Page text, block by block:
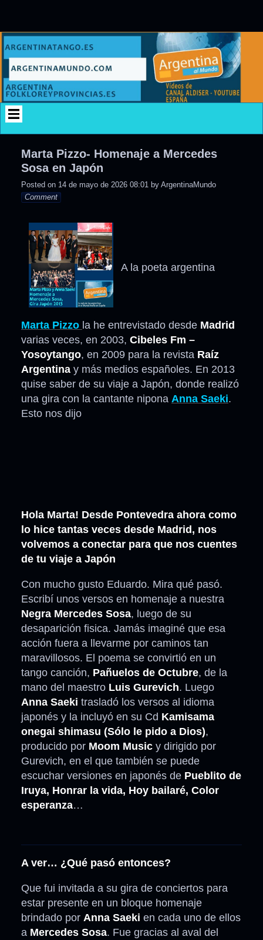
content
Marta Pizzo- Homenaje a Mercedes
Sosa en Japón
Posted on 14 de mayo de 2026 08:01 by ArgentinaMundo
Comment
A la poeta argentina
Marta Pizzo la he entrevistado desde Madrid
varias veces, en 2003, Cibeles Fm –
Yosoytango, en 2009 para la revista Raíz
Argentina y más medios españoles. En 2013
quise saber de su viaje a Japón, donde realizó
una gira con la cantante nipona Anna Saeki.
Esto nos dijo
Hola Marta! Desde Pontevedra ahora como
lo hice tantas veces desde Madrid, nos
volvemos a conectar para que nos cuentes
de tu viaje a Japón
Con mucho gusto Eduardo. Mira qué pasó.
Escribí unos versos en homenaje a nuestra
Negra Mercedes Sosa, luego de su
desaparición fisica. Jamás imaginé que esa
acción fuera a llevarme por caminos tan
maravillosos. El poema se convirtió en un
tango canción, Pañuelos de Octubre, de la
mano del maestro Luis Gurevich. Luego
Anna Saeki trasladó los versos al idioma
japonés y la incluyó en su Cd Kamisama
onegai shimasu (Sólo le pido a Dios),
producido por Moom Music y dirigido por
Gurevich, en el que también se puede
escuchar versiones en japonés de Pueblito de
Iruya, Honrar la vida, Hoy bailaré, Color
esperanza…
A ver… ¿Qué pasó entonces?
Que fui invitada a su gira de conciertos para
estar presente en un bloque homenaje
brindado por Anna Saeki en cada uno de ellos
a Mercedes Sosa. Fue gracias al aval del